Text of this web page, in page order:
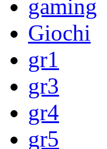
gaming
Giochi
gr1
gr3
gr4
gr5